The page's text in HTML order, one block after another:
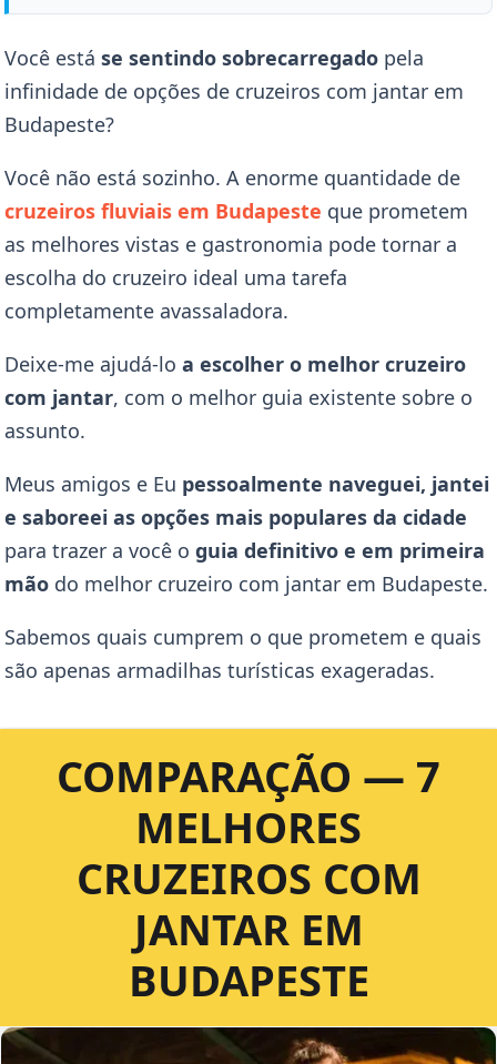
Você estáse sentindo sobrecarregado pela
infinidade de opções de cruzeiros com jantar em
Budapeste?
Você não está sozinho. A enorme quantidade de
cruzeiros fluviais em Budapeste que prometem
as melhores vistas e gastronomia pode tornar a
escolha do cruzeiro ideal uma tarefa
completamente avassaladora.
Deixe-me ajudá-loa escolher o melhor cruzeiro
com jantar, com o melhor guia existente sobre o
assunto.
Meus amigos e Eu pessoalmente naveguei, jantei
e saboreei as opções mais populares da cidade
para trazer a você oguia definitivo e em primeira
mão do melhor cruzeiro com jantar em Budapeste.
Sabemos quais cumprem o que prometem e quais
são apenas armadilhas turísticas exageradas.
COMPARAÇÃO — 7
MELHORES
CRUZEIROS COM
JANTAR EM
BUDAPESTE